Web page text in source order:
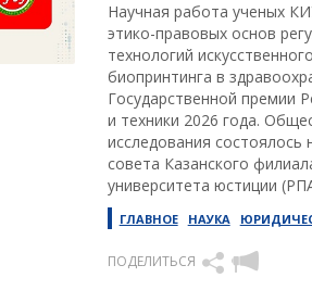
Научная работа ученых
этико-правовых основ
технологий
биопринтинга в
Государственной премии
и техники 2026 года.
исследования состоялось
совета Казанского
университета юстиции
ГЛАВНОЕ НАУКА
ПОДЕЛИТЬСЯ